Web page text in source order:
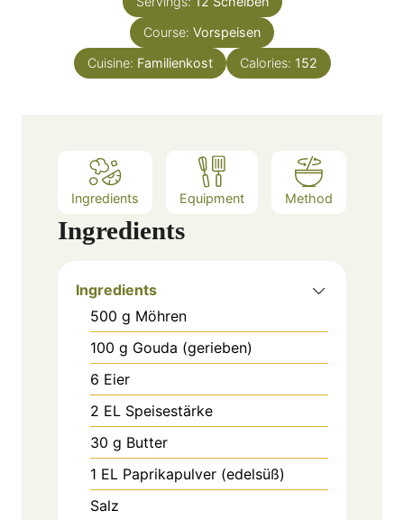
u
t
s
Course: Vorspeisen
Cuisine: Familienkost Calories: 152
Ingredients Equipment Method
Ingredients
Ingredients
500 g Möhren
100 g Gouda (gerieben)
6 Eier
2 EL Speisestärke
30 g Butter
1 EL Paprikapulver (edelsüß)
Salz